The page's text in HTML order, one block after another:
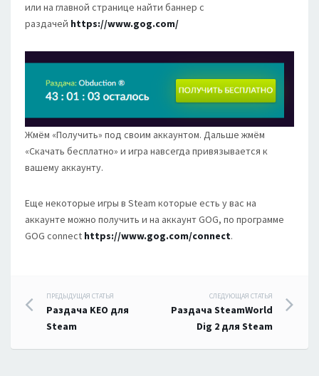
или на главной странице найти баннер с
раздачей https://www.gog.com/
Жмём «Получить» под своим аккаунтом. Дальше жмём
«Скачать бесплатно» и игра навсегда привязывается к
вашему аккаунту.
Еще некоторые игры в Steam которые есть у вас на
аккаунте можно получить и на аккаунт GOG, по программе
GOG connect https://www.gog.com/connect.
Навигация
по
записям
ПРЕДЫДУЩАЯ СТАТЬЯ
Раздача KEO для
Steam
СЛЕДУЮЩАЯ СТАТЬЯ
Раздача SteamWorld
Dig 2 для Steam